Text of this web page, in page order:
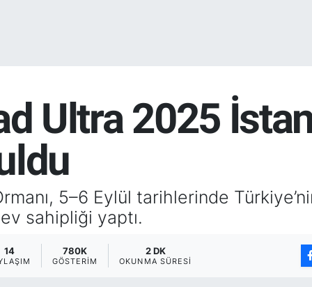
Ultra 2025
5–6 Eylül tarihlerinde
sahipliği yaptı.
14 780K
GÖSTERIM
2 DK
OKUNMA SÜRESI